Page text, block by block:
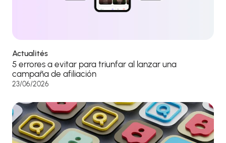
Actualités
5 errores a evitar para triunfar al lanzar una
campaña de afiliación
23/06/2026